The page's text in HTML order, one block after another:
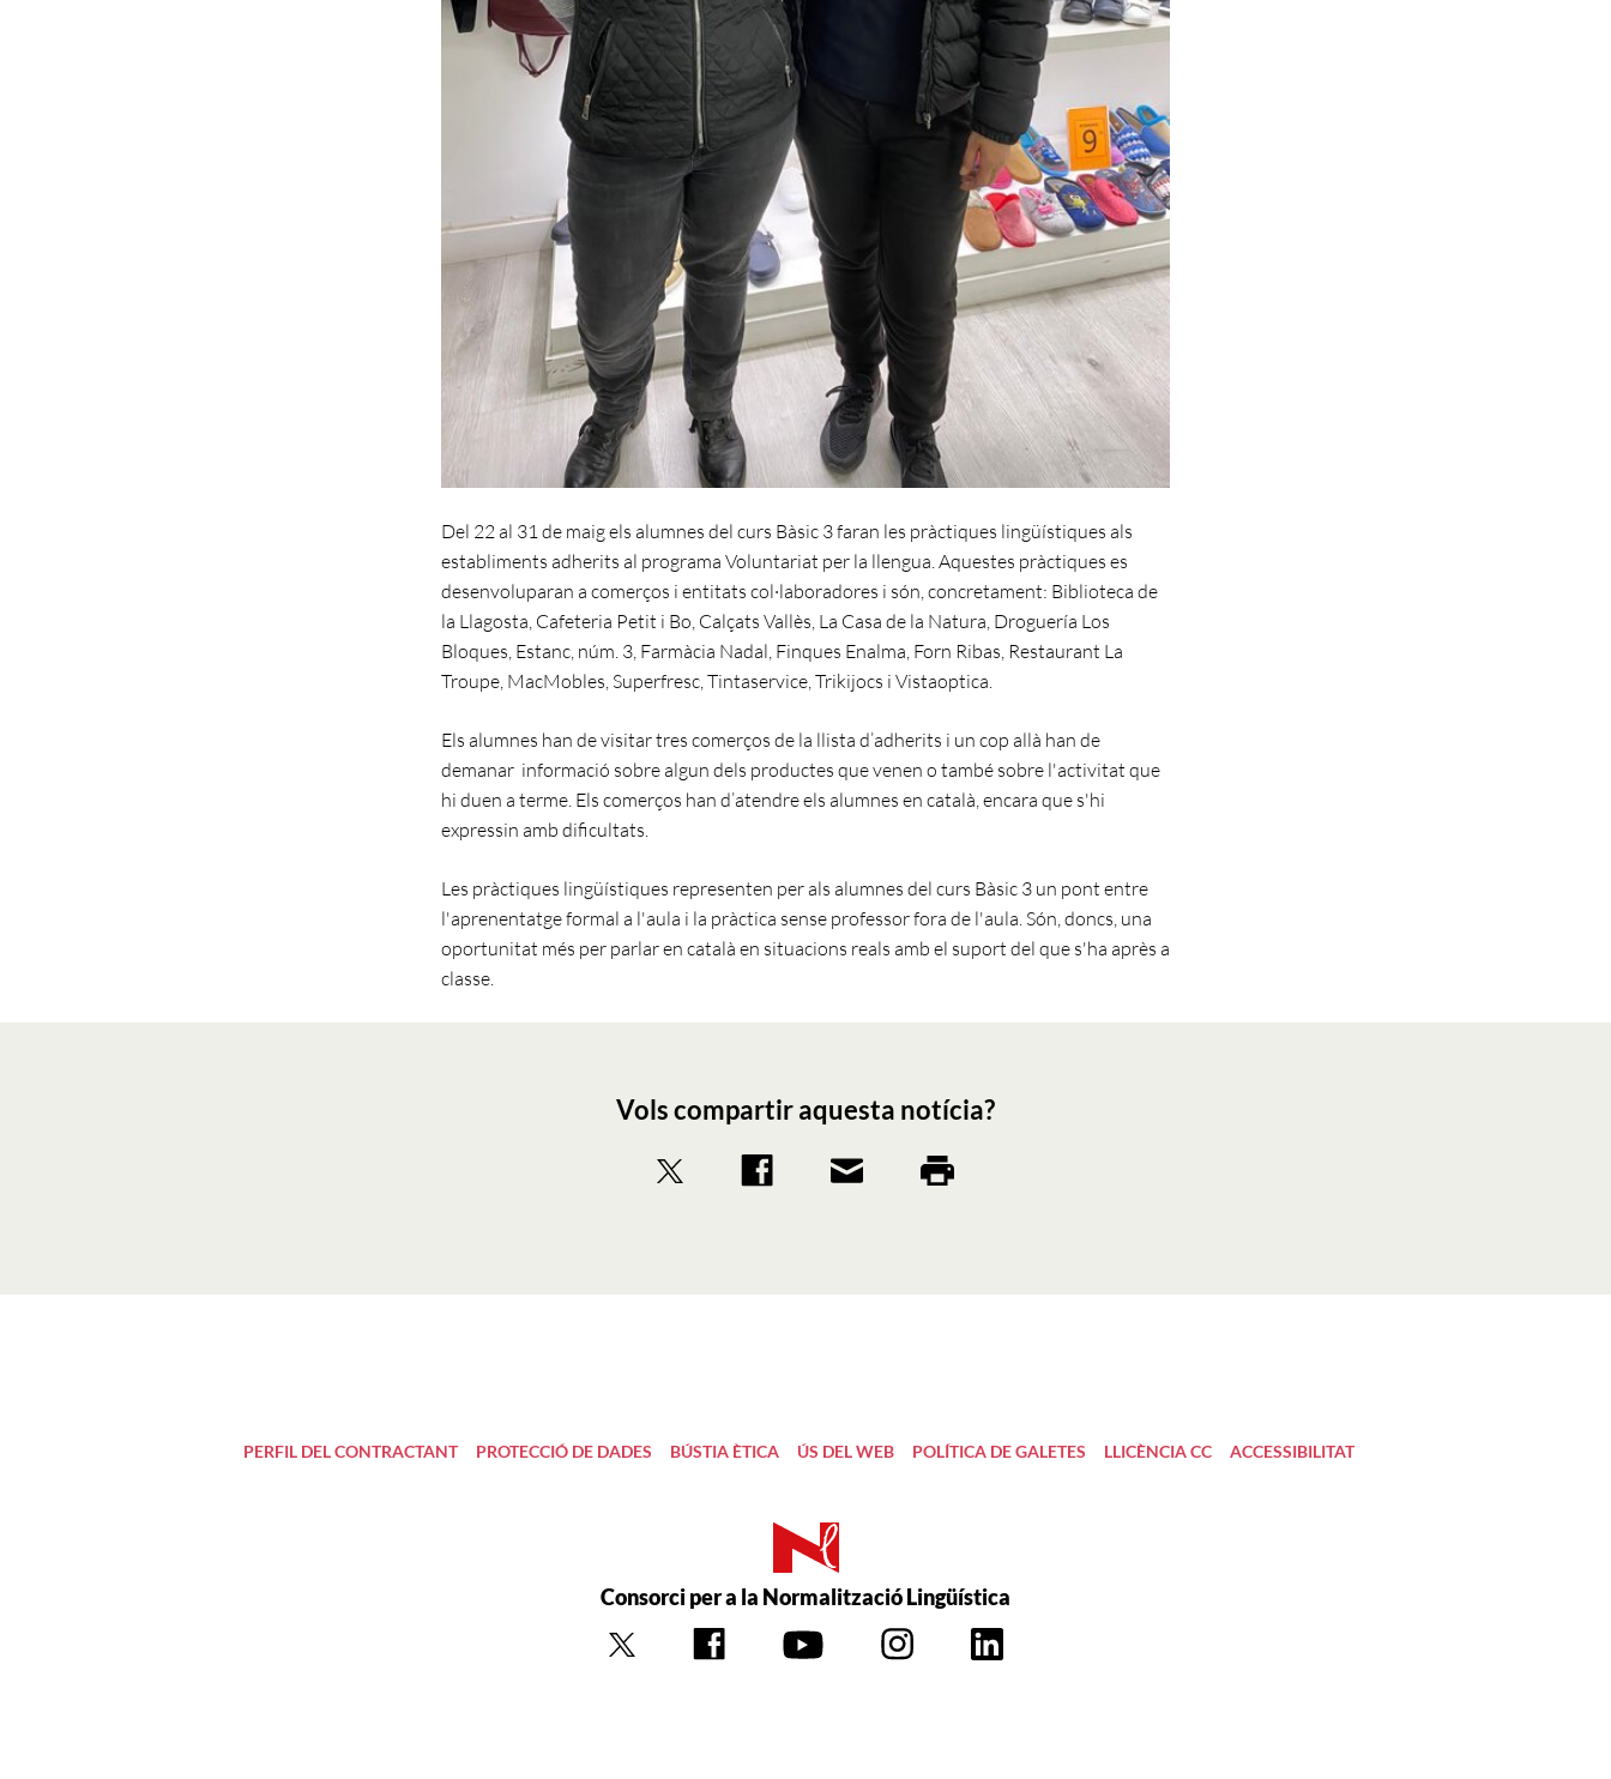
Del 22 al 31 de maig els alumnes del curs Bàsic 3 faran les pràctiques lingüístiques als
establiments adherits al programa Voluntariat per la llengua. Aquestes pràctiques es
desenvoluparan a comerços i entitats col·laboradores i són, concretament: Biblioteca de
la Llagosta, Cafeteria Petit i Bo, Calçats Vallès, La Casa de la Natura, Droguería Los
Bloques, Estanc, núm. 3, Farmàcia Nadal, Finques Enalma, Forn Ribas, Restaurant La
Troupe, MacMobles, Superfresc, Tintaservice, Trikijocs i Vistaoptica.
Els alumnes han de visitar tres comerços de la llista d’adherits i un cop allà han de
demanar informació sobre algun dels productes que venen o també sobre l'activitat que
hi duen a terme. Els comerços han d’atendre els alumnes en català, encara que s'hi
expressin amb dificultats.
Les pràctiques lingüístiques representen per als alumnes del curs Bàsic 3 un pont entre
l'aprenentatge formal a l'aula i la pràctica sense professor fora de l'aula. Són, doncs, una
oportunitat més per parlar en català en situacions reals amb el suport del que s'ha après a
classe.
Vols compartir aquesta notícia?
PERFIL DEL CONTRACTANT PROTECCIÓ DE DADES BÚSTIA ÈTICA ÚS DEL WEB POLÍTICA DE GALETES LLICÈNCIA CC ACCESSIBILITAT
Consorci per a la Normalització Lingüística